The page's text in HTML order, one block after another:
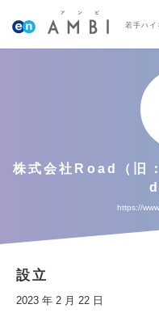
若手ハイ
株式会社Road（旧
https://
設立
2023 年 2 月 22 日